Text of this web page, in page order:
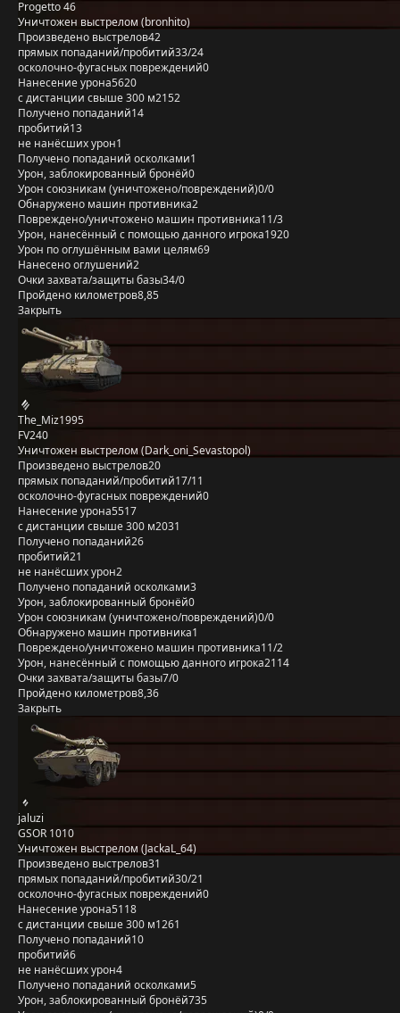
Progetto 46
Уничтожен выстрелом (bronhito)
Произведено выстрелов42
прямых попаданий/пробитий33/24
осколочно-фугасных повреждений0
Нанесение урона5620
с дистанции свыше 300 м2152
Получено попаданий14
пробитий13
не нанёсших урон1
Получено попаданий осколками1
Урон, заблокированный бронёй0
Урон союзникам (уничтожено/повреждений)0/0
Обнаружено машин противника2
Повреждено/уничтожено машин противника11/3
Урон, нанесённый с помощью данного игрока1920
Урон по оглушённым вами целям69
Нанесено оглушений2
Очки захвата/защиты базы34/0
Пройдено километров8,85
Закрыть
The_Miz1995
FV240
Уничтожен выстрелом (Dark_oni_Sevastopol)
Произведено выстрелов20
прямых попаданий/пробитий17/11
осколочно-фугасных повреждений0
Нанесение урона5517
с дистанции свыше 300 м2031
Получено попаданий26
пробитий21
не нанёсших урон2
Получено попаданий осколками3
Урон, заблокированный бронёй0
Урон союзникам (уничтожено/повреждений)0/0
Обнаружено машин противника1
Повреждено/уничтожено машин противника11/2
Урон, нанесённый с помощью данного игрока2114
Очки захвата/защиты базы7/0
Пройдено километров8,36
Закрыть
jaluzi
GSOR 1010
Уничтожен выстрелом (JackaL_64)
Произведено выстрелов31
прямых попаданий/пробитий30/21
осколочно-фугасных повреждений0
Нанесение урона5118
с дистанции свыше 300 м1261
Получено попаданий10
пробитий6
не нанёсших урон4
Получено попаданий осколками5
Урон, заблокированный бронёй735